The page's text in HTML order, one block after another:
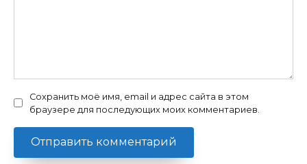
Сохранить моё имя, email и адрес сайта в этом
браузере для последующих моих комментариев.